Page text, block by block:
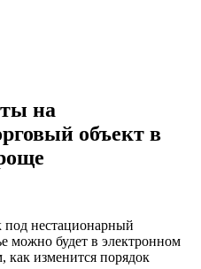
на
объект в
под нестационарный
можно будет в электронном
как изменится порядок